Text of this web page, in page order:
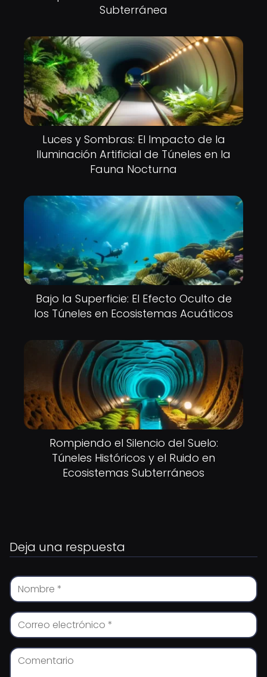
Subterránea
Luces y Sombras: El Impacto de la
Iluminación Artificial de Túneles en la
Fauna Nocturna
Bajo la Superficie: El Efecto Oculto de
los Túneles en Ecosistemas Acuáticos
Rompiendo el Silencio del Suelo:
Túneles Históricos y el Ruido en
Ecosistemas Subterráneos
Deja una respuesta